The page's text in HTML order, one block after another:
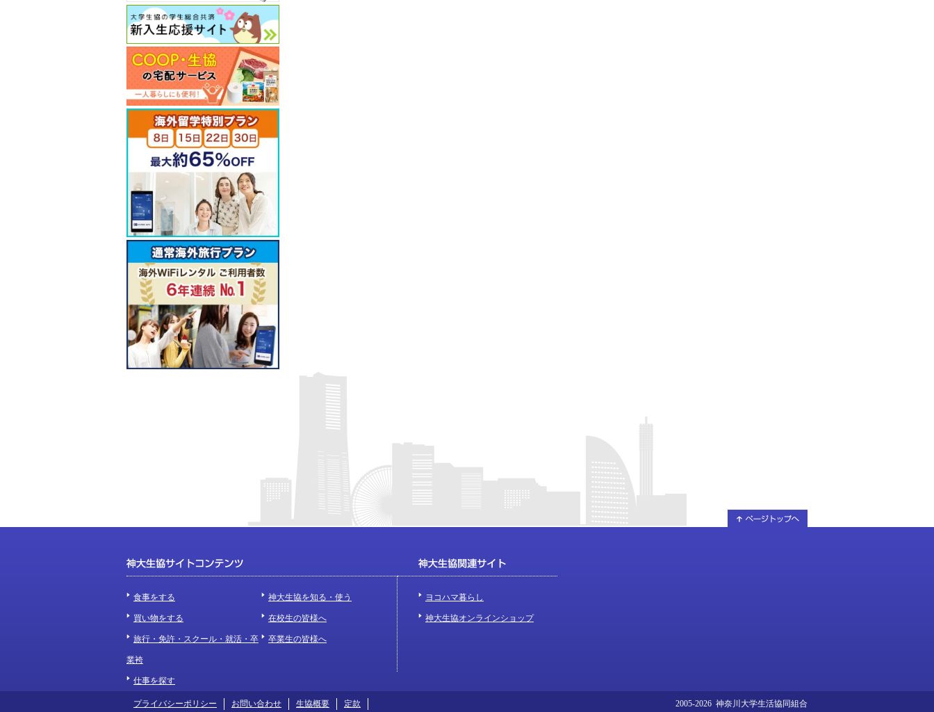
食事をする
買い物をする
旅行・免許・スクール・就活・卒
業袴
仕事を探す
神大生協を知る・使う
在校生の皆様へ
卒業生の皆様へ
ヨコハマ暮らし
神大生協オンラインショップ
プライバシーポリシー お問い合わせ 生協概要 定款 2005-2026 神奈川大学生活協同組合